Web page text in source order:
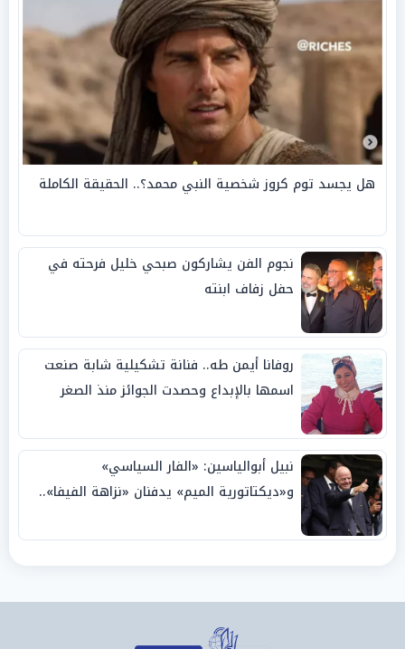
هل يجسد توم كروز شخصية النبي محمد؟.. الحقيقة الكاملة
نجوم الفن يشاركون صبحي خليل فرحته في
حفل زفاف ابنته
روفانا أيمن طه.. فنانة تشكيلية شابة صنعت
اسمها بالإبداع وحصدت الجوائز منذ الصغر
نبيل أبوالياسين: «الفار السياسي»
و«ديكتاتورية الميم» يدفنان «نزاهة الفيفا»..